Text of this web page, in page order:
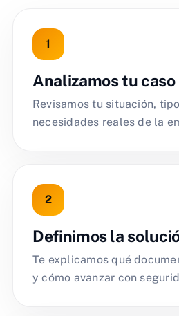
Analizamos tu caso
Revisamos tu situación,
necesidades reales de la
Definimos la
Te explicamos qué
y cómo avanzar con